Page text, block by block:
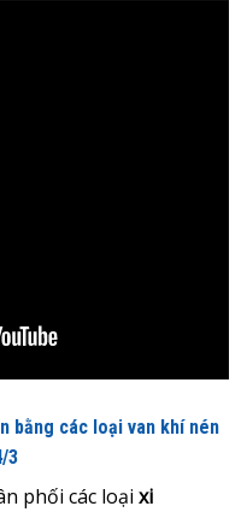
bằng các loại van khí nén
3
phối các loại xi